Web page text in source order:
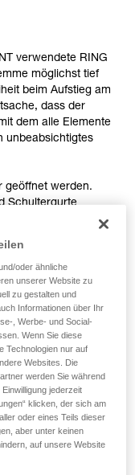
Sie zuerst die in
haben.
setzt eine
ein spezielles
mit
sind, den
Ihrer Aktivität
verwendete RING
möglichst tief
beim Aufstieg am
dass der
dem alle Elemente
unbeabsichtigtes
geöffnet werden.
Schultergurte
oder ähnliche
unserer Website zu
zu gestalten und
Informationen über Ihr
, Werbe- und Social-
Wenn Sie diese
Technologien nur auf
Websites. Die
werden Sie während
jederzeit
klicken, der sich am
oder eines Teils dieser
aber unter keinen
auf unsere Website